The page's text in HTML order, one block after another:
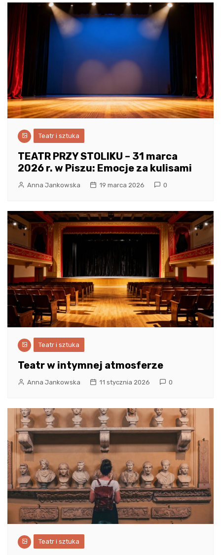
Teatr i sztuka
TEATR PRZY STOLIKU – 31 marca
2026 r. w Piszu: Emocje za kulisami
Anna Jankowska 19 marca 2026 0
Teatr i sztuka
Teatr w intymnej atmosferze
Anna Jankowska 11 stycznia 2026 0
Teatr i sztuka